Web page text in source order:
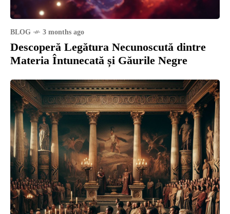
BLOG 3 months ago
Descoperă Legătura Necunoscută dintre
Materia Întunecată și Găurile Negre